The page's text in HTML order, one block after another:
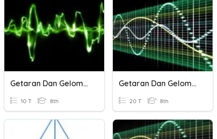
Getaran Dan Gelombang
10 T 8th
Getaran Dan Gelombang
20 T 8th